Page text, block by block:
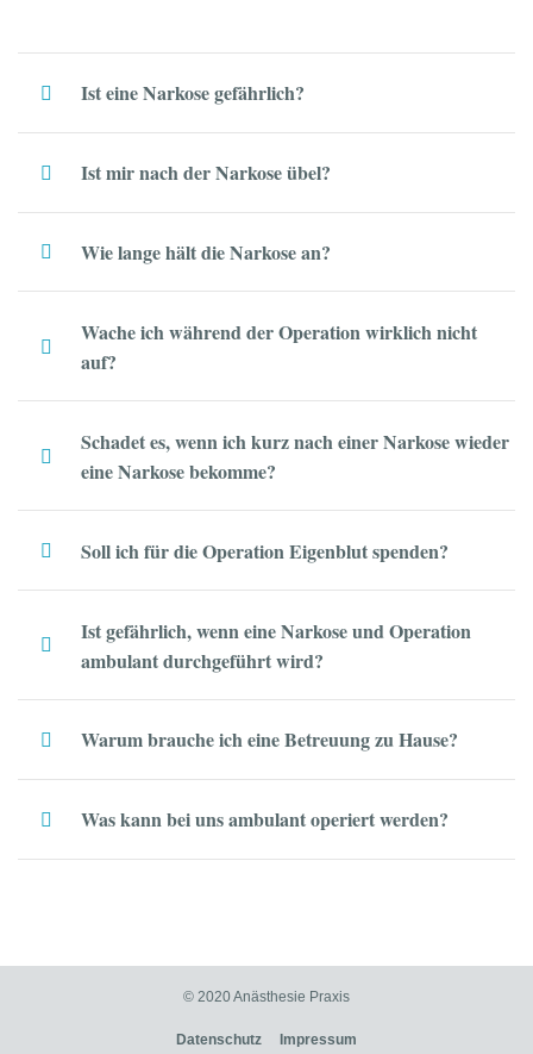
Ist eine Narkose gefährlich?
Ist mir nach der Narkose übel?
Wie lange hält die Narkose an?
Wache ich während der Operation wirklich nicht
auf?
Schadet es, wenn ich kurz nach einer Narkose wieder
eine Narkose bekomme?
Soll ich für die Operation Eigenblut spenden?
Ist gefährlich, wenn eine Narkose und Operation
ambulant durchgeführt wird?
Warum brauche ich eine Betreuung zu Hause?
Was kann bei uns ambulant operiert werden?
© 2020 Anästhesie Praxis
Datenschutz Impressum